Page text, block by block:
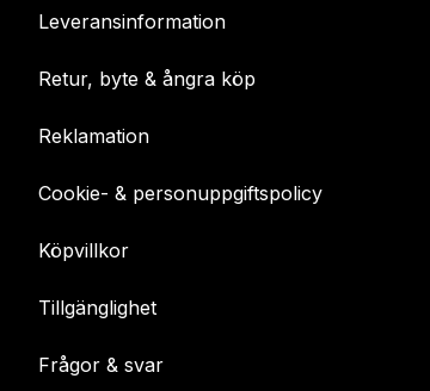
Leveransinformation
Retur, byte & ångra köp
Reklamation
Cookie- & personuppgiftspolicy
Köpvillkor
Tillgänglighet
Frågor & svar